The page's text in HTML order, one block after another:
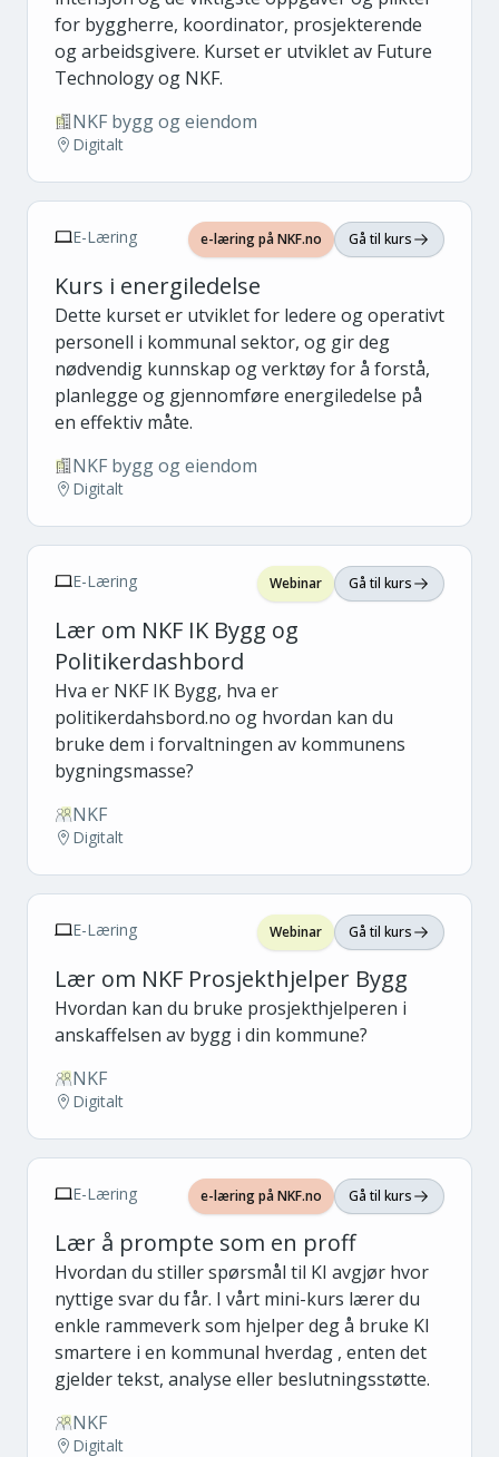
for byggherre, koordinator, prosjekterende
og arbeidsgivere. Kurset er utviklet av Future
Technology og NKF.
NKF bygg og eiendom
Digitalt
E-Læring e-læring på NKF.no Gå til kurs
Kurs i energiledelse
Dette kurset er utviklet for ledere og operativt
personell i kommunal sektor, og gir deg
nødvendig kunnskap og verktøy for å forstå,
planlegge og gjennomføre energiledelse på
en effektiv måte.
NKF bygg og eiendom
Digitalt
E-Læring Webinar Gå til kurs
Lær om NKF IK Bygg og
Politikerdashbord
Hva er NKF IK Bygg, hva er
politikerdahsbord.no og hvordan kan du
bruke dem i forvaltningen av kommunens
bygningsmasse?
NKF
Digitalt
E-Læring Webinar Gå til kurs
Lær om NKF Prosjekthjelper Bygg
Hvordan kan du bruke prosjekthjelperen i
anskaffelsen av bygg i din kommune?
NKF
Digitalt
E-Læring e-læring på NKF.no Gå til kurs
Lær å prompte som en proff
Hvordan du stiller spørsmål til KI avgjør hvor
nyttige svar du får. I vårt mini-kurs lærer du
enkle rammeverk som hjelper deg å bruke KI
smartere i en kommunal hverdag , enten det
gjelder tekst, analyse eller beslutningsstøtte.
NKF
Digitalt